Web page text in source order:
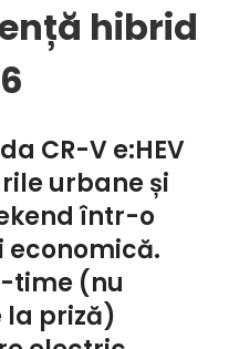
hibrid
CR-V e:HEV
urbane și
într-o
economică.
time (nu
la priză)